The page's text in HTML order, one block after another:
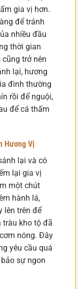
gia vị hơn.
để tránh
nhiều đầu
thời gian
trở nên
lại, hương
đình thường
rồi để nguội,
để cá thấm
Hương Vị
lại và có
lại gia vị
một chút
hành lá,
lên trên để
tràu kho tộ đã
nóng. Đây
yêu cầu quá
sự ngon